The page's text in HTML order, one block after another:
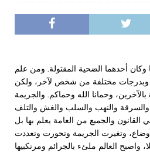
وكان أحدهما الضحية المقتولة. ومن علم
وبدرجات مختلفة من شخص لآخر، ولكن
وحمانا الله وحماكم. والجريمة
والنهب والسلب والغش والتلف
والجميع من العامة يعلم بها بل
وتغيرت الجريمة وتحورت وتعددت
العالم ملئء بالجرائم ومرتكبيها